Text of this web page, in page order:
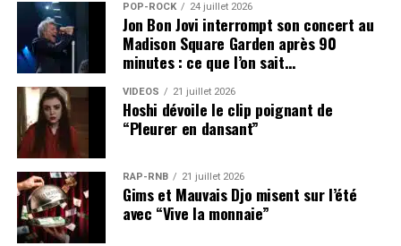
POP-ROCK 24 juillet 2026
Jon Bon Jovi interrompt son concert au
Madison Square Garden après 90
minutes : ce que l’on sait…
VIDEOS 21 juillet 2026
Hoshi dévoile le clip poignant de
“Pleurer en dansant”
RAP-RNB 21 juillet 2026
Gims et Mauvais Djo misent sur l’été
avec “Vive la monnaie”